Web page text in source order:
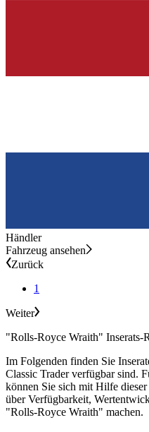
Händler
Fahrzeug ansehen
Zurück
1
Weiter
"Rolls-Royce Wraith" Inserats-
Im Folgenden finden Sie
Classic Trader verfügbar sind.
können Sie sich mit Hilfe
über Verfügbarkeit,
"Rolls-Royce Wraith" machen.